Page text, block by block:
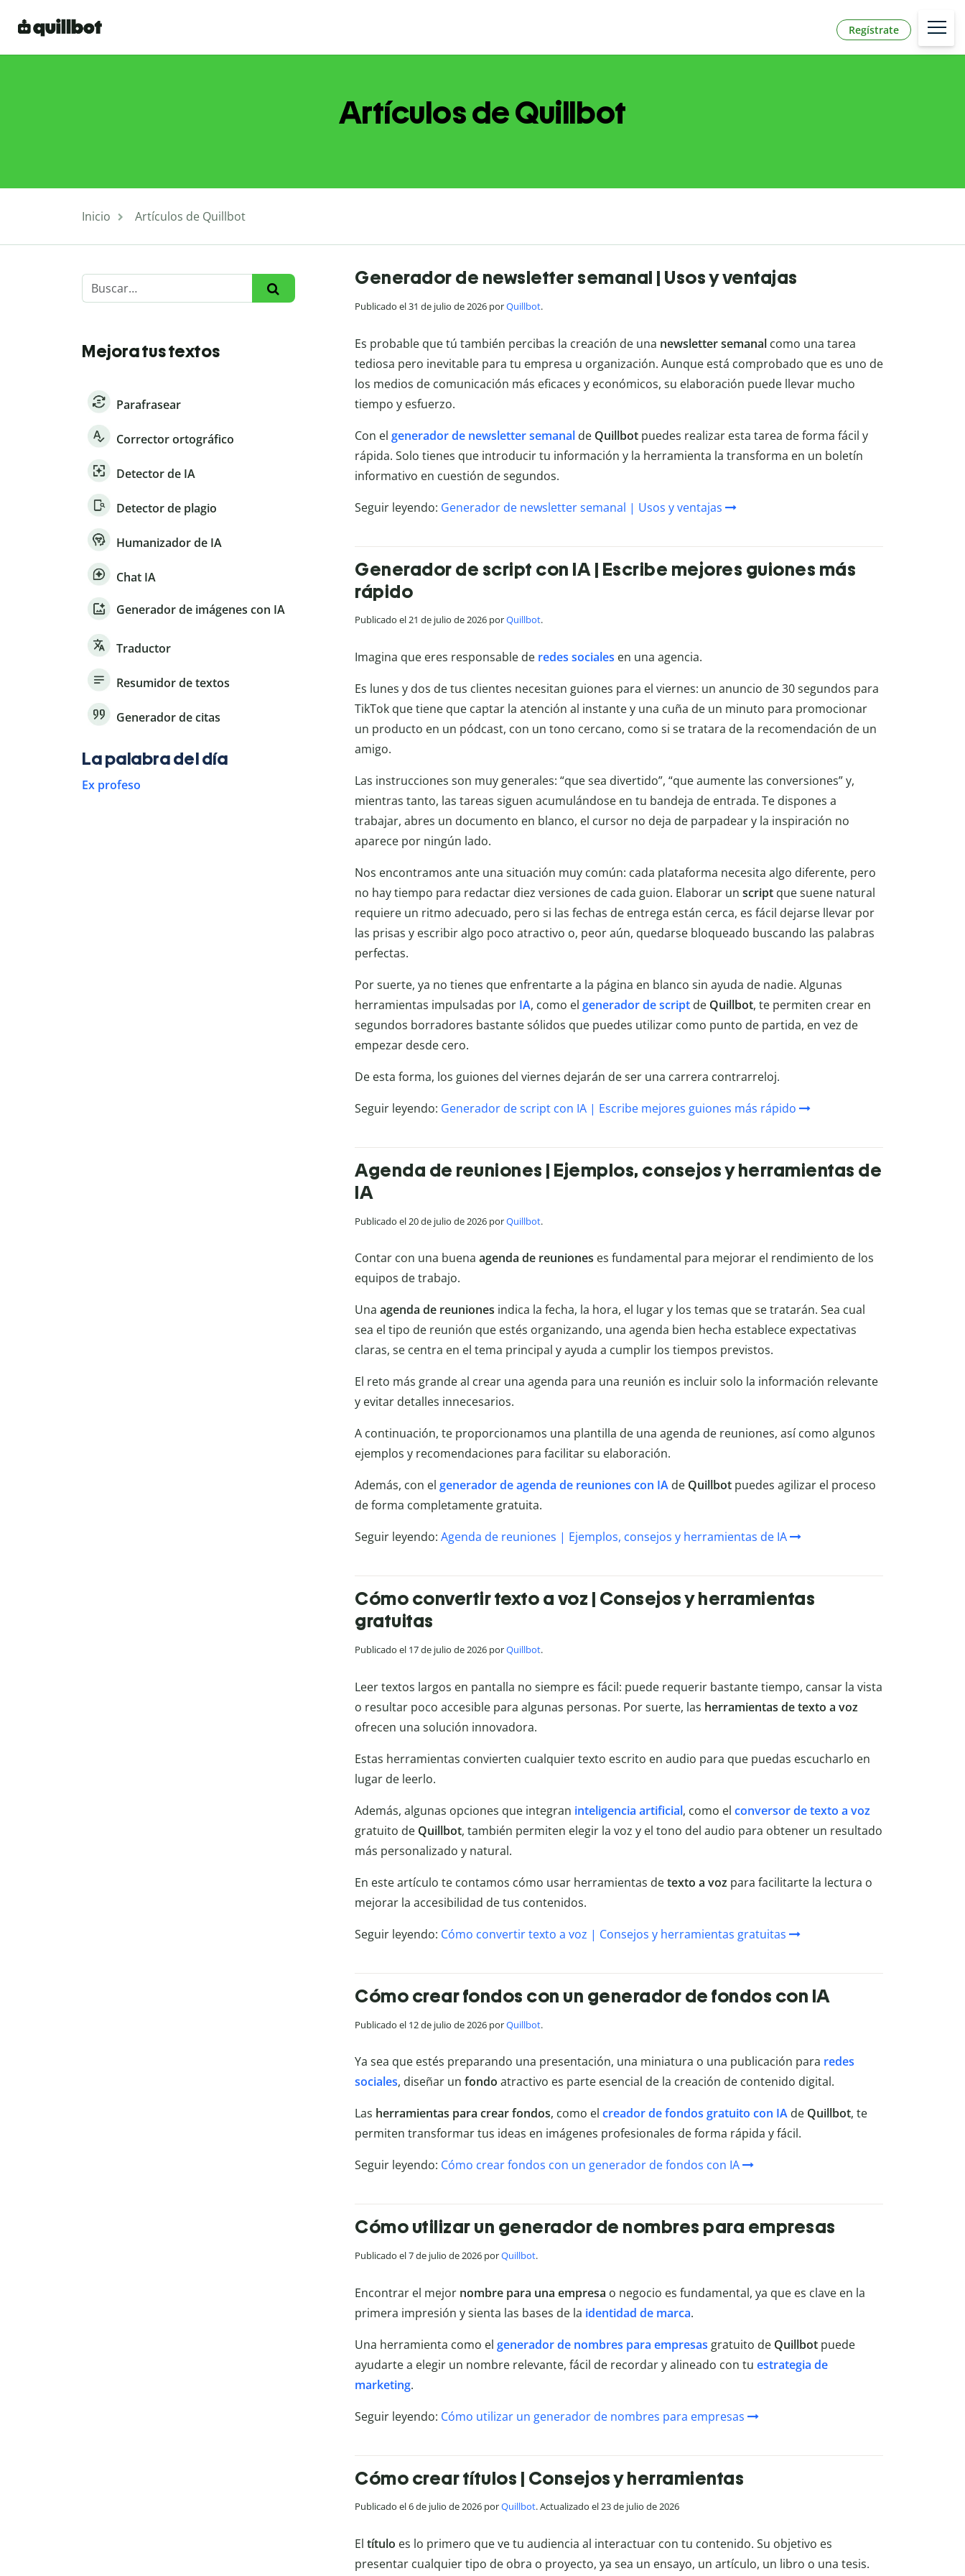
Regístrate
Artículos de Quillbot
Inicio Artículos de Quillbot
Generador de newsletter semanal | Usos y ventajas
Publicado el 31 de julio de 2026 porQuillbot.
Es probable que tú también percibas la creación de una newslettersemanal como una tarea
tediosa pero inevitable para tu empresa u organización. Aunque está comprobado que es uno de
los medios de comunicación más eficaces y económicos, su elaboración puede llevar mucho
tiempo y esfuerzo.
Con el generador de newsletter semanal de Quillbot puedes realizar esta tarea de forma fácil y
rápida. Solo tienes que introducir tu información y la herramienta la transforma en un boletín
informativo en cuestión de segundos.
Seguir leyendo: Generador de newsletter semanal | Usos y ventajas
Generador de script con IA | Escribe mejores guiones más
rápido
Publicado el 21 de julio de 2026 porQuillbot.
Imagina que eres responsable de redes sociales en una agencia.
Es lunes y dos de tus clientes necesitan guiones para el viernes: un anuncio de 30 segundos para
TikTok que tiene que captar la atención al instante y una cuña de un minuto para promocionar
un producto en un pódcast, con un tono cercano, como si se tratara de la recomendación de un
amigo.
Las instrucciones son muy generales: “que sea divertido”, “que aumente las conversiones” y,
mientras tanto, las tareas siguen acumulándose en tu bandeja de entrada. Te dispones a
trabajar, abres un documento en blanco, el cursor no deja de parpadear y la inspiración no
aparece por ningún lado.
Nos encontramos ante una situación muy común: cada plataforma necesita algo diferente, pero
no hay tiempo para redactar diez versiones de cada guion. Elaborar un script que suene natural
requiere un ritmo adecuado, pero si las fechas de entrega están cerca, es fácil dejarse llevar por
las prisas y escribir algo poco atractivo o, peor aún, quedarse bloqueado buscando las palabras
perfectas.
Por suerte, ya no tienes que enfrentarte a la página en blanco sin ayuda de nadie. Algunas
herramientas impulsadas por IA, como el generador de script de Quillbot, te permiten crear en
segundos borradores bastante sólidos que puedes utilizar como punto de partida, en vez de
empezar desde cero.
De esta forma, los guiones del viernes dejarán de ser una carrera contrarreloj.
Seguir leyendo: Generador de script con IA | Escribe mejores guiones más rápido
Agenda de reuniones | Ejemplos, consejos y herramientas de
IA
Publicado el 20 de julio de 2026 porQuillbot.
Contar con una buena agenda de reuniones es fundamental para mejorar el rendimiento de los
equipos de trabajo.
Una agenda de reuniones indica la fecha, la hora, el lugar y los temas que se tratarán. Sea cual
sea el tipo de reunión que estés organizando, una agenda bien hecha establece expectativas
claras, se centra en el tema principal y ayuda a cumplir los tiempos previstos.
El reto más grande al crear una agenda para una reunión es incluir solo la información relevante
y evitar detalles innecesarios.
A continuación, te proporcionamos una plantilla de una agenda de reuniones, así como algunos
ejemplos y recomendaciones para facilitar su elaboración.
Además, con el generador de agenda de reuniones con IA de Quillbot puedes agilizar el proceso
de forma completamente gratuita.
Seguir leyendo: Agenda de reuniones | Ejemplos, consejos y herramientas de IA
Cómo convertir texto a voz | Consejos y herramientas
gratuitas
Publicado el 17 de julio de 2026 porQuillbot.
Leer textos largos en pantalla no siempre es fácil: puede requerir bastante tiempo, cansar la vista
o resultar poco accesible para algunas personas. Por suerte, las herramientas de texto a voz
ofrecen una solución innovadora.
Estas herramientas convierten cualquier texto escrito en audio para que puedas escucharlo en
lugar de leerlo.
Además, algunas opciones que integran inteligencia artificial, como el conversor de texto a voz
gratuito de Quillbot, también permiten elegir la voz y el tono del audio para obtener un resultado
más personalizado y natural.
En este artículo te contamos cómo usar herramientas detexto a voz para facilitarte la lectura o
mejorar la accesibilidad de tus contenidos.
Seguir leyendo: Cómo convertir texto a voz | Consejos y herramientas gratuitas
Cómo crear fondos con un generador de fondos con IA
Publicado el 12 de julio de 2026 porQuillbot.
Ya sea que estés preparando una presentación, una miniatura o una publicación para redes
sociales, diseñar un fondo atractivo es parte esencial de la creación de contenido digital.
Las herramientas para crear fondos, como el creador de fondos gratuito con IA de Quillbot, te
permiten transformar tus ideas en imágenes profesionales de forma rápida y fácil.
Seguir leyendo: Cómo crear fondos con un generador de fondos con IA
Cómo utilizar un generador de nombres para empresas
Publicado el 7 de julio de 2026 porQuillbot.
Encontrar el mejor nombre para una empresa o negocio es fundamental, ya que es clave en la
primera impresión y sienta las bases de la identidad de marca.
Una herramienta como el generador de nombres para empresas gratuito de Quillbot puede
ayudarte a elegir un nombre relevante, fácil de recordar y alineado con tu estrategia de
marketing.
Seguir leyendo: Cómo utilizar un generador de nombres para empresas
Cómo crear títulos | Consejos y herramientas
Publicado el 6 de julio de 2026 porQuillbot. Actualizado el 23 de julio de 2026
El título es lo primero que ve tu audiencia al interactuar con tu contenido. Su objetivo es
presentar cualquier tipo de obra o proyecto, ya sea un ensayo, un artículo, un libro o una tesis.
Mejora tus textos
Parafrasear
Corrector ortográfico
Detector de IA
Detector de plagio
Humanizador de IA
Chat IA
Generador de imágenes con IA
Traductor
Resumidor de textos
Generador de citas
La palabra del día
Ex profeso